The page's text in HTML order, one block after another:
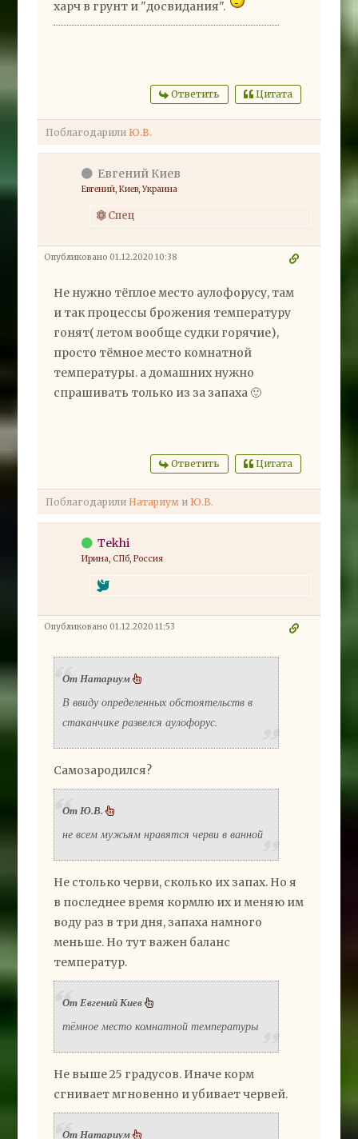
харч в грунт и "досвидания".
Ответить Цитата
ПоблагодарилиЮ.В.
Евгений Киев
Евгений, Киев, Украина
Спец
Опубликовано 01.12.2020 10:38
Не нужно тёплое место аулофорусу, там
и так процессы брожения температуру
гонят( летом вообще судки горячие),
просто тёмное место комнатной
температуры. а домашних нужно
спрашивать только из за запаха 🙂
Ответить Цитата
ПоблагодарилиНатариум иЮ.В.
Tekhi
Ирина, СПб, Россия
Опубликовано 01.12.2020 11:53
От Натариум
В ввиду определенных обстоятельств в
стаканчике развелся аулофорус.
Самозародился?
От Ю.В.
не всем мужьям нравятся черви в ванной
Не столько черви, сколько их запах. Но я
в последнее время кормлю их и меняю им
воду раз в три дня, запаха намного
меньше. Но тут важен баланс
температур.
От Евгений Киев
тёмное место комнатной температуры
Не выше 25 градусов. Иначе корм
сгнивает мгновенно и убивает червей.
От Натариум